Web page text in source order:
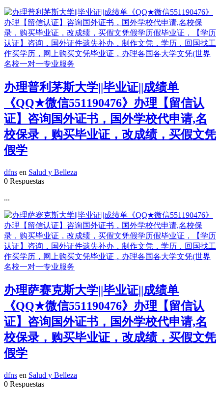
办理普利茅斯大学||毕业证||成绩单
《QQ★微信551190476》办理【留信认
证】咨询国外证书，国外学校代申请,名
校保录，购买毕业证，改成绩，买假文凭
假学
dfns en Salud y Belleza
0 Respuestas
...
办理萨赛克斯大学||毕业证||成绩单
《QQ★微信551190476》办理【留信认
证】咨询国外证书，国外学校代申请,名
校保录，购买毕业证，改成绩，买假文凭
假学
dfns en Salud y Belleza
0 Respuestas